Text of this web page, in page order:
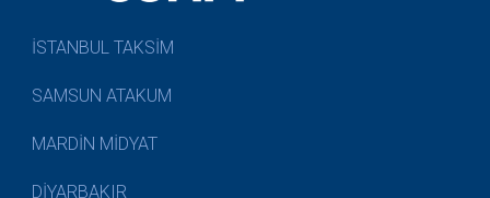
İSTANBUL TAKSİM
SAMSUN ATAKUM
MARDİN MİDYAT
DİYARBAKIR